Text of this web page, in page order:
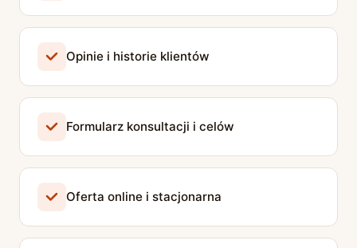
Opinie i historie klientów
Formularz konsultacji i celów
Oferta online i stacjonarna